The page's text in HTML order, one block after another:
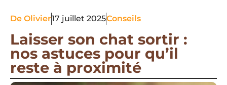
De Olivier17 juillet 2025Conseils
Laisser son chat sortir :
nos astuces pour qu’il
reste à proximité